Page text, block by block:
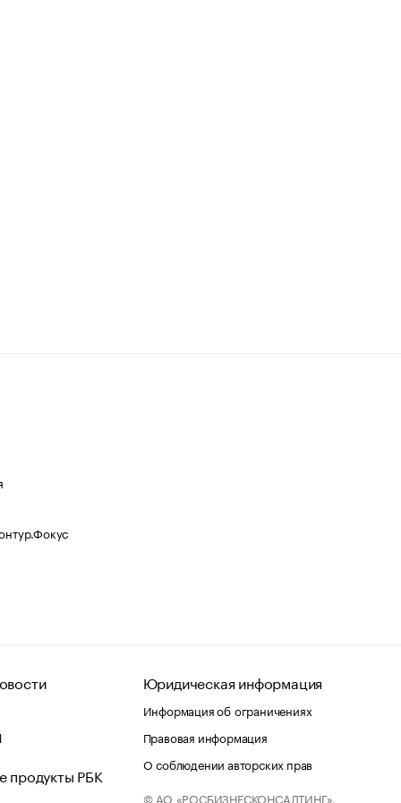
продукты РБК
Юридическая информация
Информация об ограничениях
Правовая информация
О соблюдении авторских прав
© АО «РОСБИЗНЕСКОНСАЛТИНГ»,